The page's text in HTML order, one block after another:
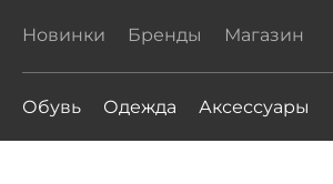
Новинки Бренды Магазин
Обувь Одежда Аксессуары